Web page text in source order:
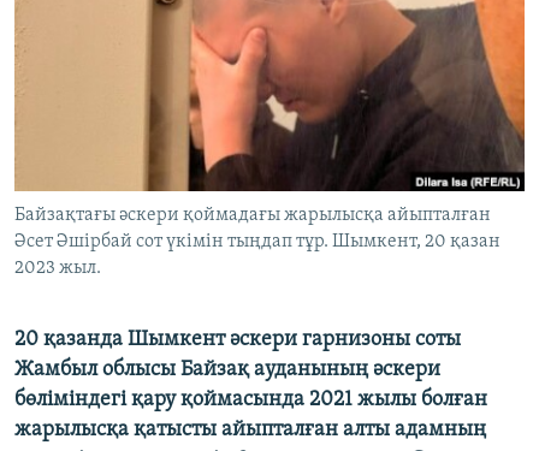
Байзақтағы әскери қоймадағы жарылысқа айыпталған
Әсет Әшірбай сот үкімін тыңдап тұр. Шымкент, 20 қазан
2023 жыл.
20 қазанда Шымкент әскери гарнизоны соты
Жамбыл облысы Байзақ ауданының әскери
бөліміндегі қару қоймасында 2021 жылы болған
жарылысқа қатысты айыпталған алты адамның